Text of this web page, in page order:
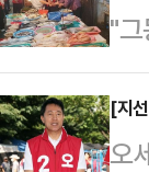
포
반
체
기
양
게
"
리
봤
집
[지
오